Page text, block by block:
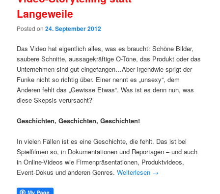
Langeweile
Posted on24. September 2012
Das Video hat eigentlich alles, was es braucht: Schöne Bilder,
saubere Schnitte, aussagekräftige O-Töne, das Produkt oder das
Unternehmen sind gut eingefangen…Aber irgendwie sprigt der
Funke nicht so richtig über. Einer nennt es „unsexy“, dem
Anderen fehlt das „Gewisse Etwas“. Was ist es denn nun, was
diese Skepsis verursacht?
Geschichten, Geschichten, Geschichten!
In vielen Fällen ist es eine Geschichte, die fehlt. Das ist bei
Spielfilmen so, in Dokumentationen und Reportagen – und auch
in Online-Videos wie Firmenpräsentationen, Produktvideos,
Event-Dokus und anderen Genres.Weiterlesen →